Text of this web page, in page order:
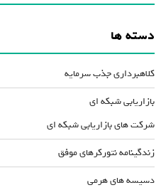
دسته ها
کلاهبرداری جذب سرمایه
بازاریابی شبکه ای
شرکت های بازاریابی شبکه ای
زندگینامه نتورکرهای موفق
دسیسه های هرمی